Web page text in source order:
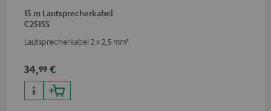
15 m Lautsprecherkabel
C2515S
Lautsprecherkabel 2 x 2,5 mm²
34,99 €